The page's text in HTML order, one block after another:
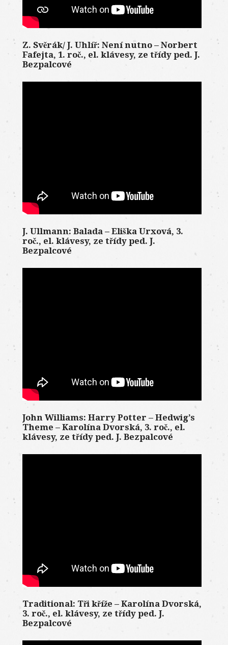
Z. Svěrák/ J. Uhlíř: Není nutno – Norbert
Fafejta, 1. roč., el. klávesy, ze třídy ped. J.
Bezpalcové
J. Ullmann: Balada – Eliška Urxová, 3.
roč., el. klávesy, ze třídy ped. J.
Bezpalcové
John Williams: Harry Potter – Hedwig’s
Theme – Karolína Dvorská, 3. roč., el.
klávesy, ze třídy ped. J. Bezpalcové
Traditional: Tři kříže – Karolína Dvorská,
3. roč., el. klávesy, ze třídy ped. J.
Bezpalcové